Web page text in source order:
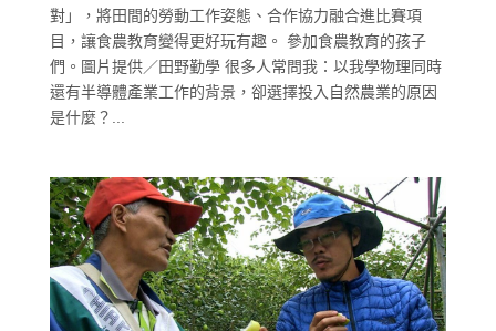
對」，將田間的勞動工作姿態、合作協力融合進比賽項
目，讓食農教育變得更好玩有趣。 參加食農教育的孩子
們。圖片提供／田野勤學 很多人常問我：以我學物理同時
還有半導體產業工作的背景，卻選擇投入自然農業的原因
是什麼？...